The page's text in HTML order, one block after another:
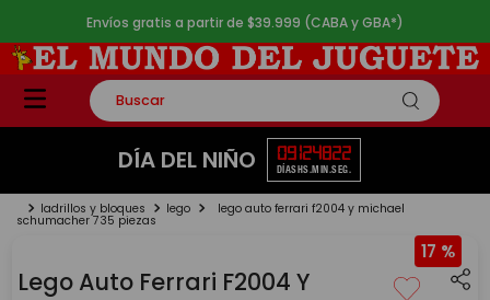
Envíos gratis a partir de $39.999 (CABA y GBA*)
Buscar
TÉRMINOS MÁS BUSCADOS
2.
lego
4.
monopatin
DÍA DEL NIÑO 09
DÍAS
12
HS.
48
MIN.
22
SEG.
ladrillos y bloques lego lego auto ferrari f2004 y michael
schumacher 735 piezas
17 %
Lego Auto Ferrari F2004 Y